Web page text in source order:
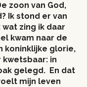
zoon van God,
Ik stond er van
zing ik daar
kwam naar de
koninklijke glorie,
in
gelegd. En dat
mijn leven